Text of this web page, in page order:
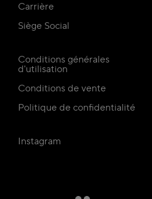
Carrière
Siège Social
Conditions générales
d'utilisation
Conditions de vente
Politique de confidentialité
Instagram